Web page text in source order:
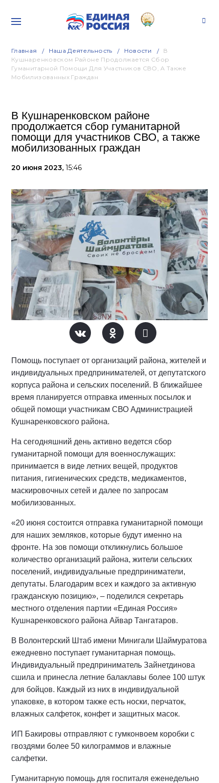
Главная Наша Деятельность Новости
В
Кушнаренковском Районе Продолжается Сбор
Гуманитарной Помощи Для Участников СВО, А Также
Мобилизованных Граждан
В Кушнаренковском районе
продолжается сбор гуманитарной
помощи для участников СВО, а также
мобилизованных граждан
20 июня 2023, 15:46
Помощь поступает от организаций района, жителей и
индивидуальных предпринимателей, от депутатского
корпуса района и сельских поселений. В ближайшее
время планируется отправка именных посылок и
общей помощи участникам СВО Администрацией
Кушнаренковского района.
На сегодняшний день активно ведется сбор
гуманитарной помощи для военнослужащих:
принимается в виде летних вещей, продуктов
питания, гигиенических средств, медикаментов,
маскировочных сетей и далее по запросам
мобилизованных.
«20 июня состоится отправка гуманитарной помощи
для наших земляков, которые будут именно на
фронте. На зов помощи откликнулись большое
количество организаций района, жители сельских
поселений, индивидуальные предприниматели,
депутаты. Благодарим всех и каждого за активную
гражданскую позицию», – поделился секретарь
местного отделения партии «Единая Россия»
Кушнаренковского района Айвар Тангатаров.
В Волонтерский Штаб имени Минигали Шаймуратова
ежедневно поступает гуманитарная помощь.
Индивидуальный предприниматель Зайнетдинова
сшила и принесла летние балаклавы более 100 штук
для бойцов. Каждый из них в индивидуальной
упаковке, в котором также есть носки, перчаток,
влажных салфеток, конфет и защитных масок.
ИП Бакировы отправляют с гумконвоем коробки с
гвоздями более 50 килограммов и влажные
салфетки.
Гуманитарную помощь для госпиталя еженедельно